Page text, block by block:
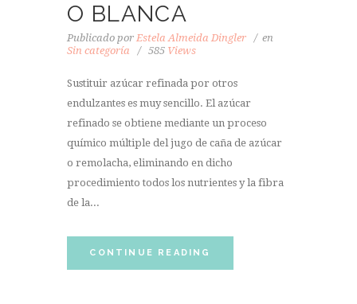
O BLANCA
Publicado por Estela Almeida Dingler
en
Sin categoría
585 Views
Sustituir azúcar refinada por otros
endulzantes es muy sencillo. El azúcar
refinado se obtiene mediante un proceso
químico múltiple del jugo de caña de azúcar
o remolacha, eliminando en dicho
procedimiento todos los nutrientes y la fibra
de la...
CONTINUE READING